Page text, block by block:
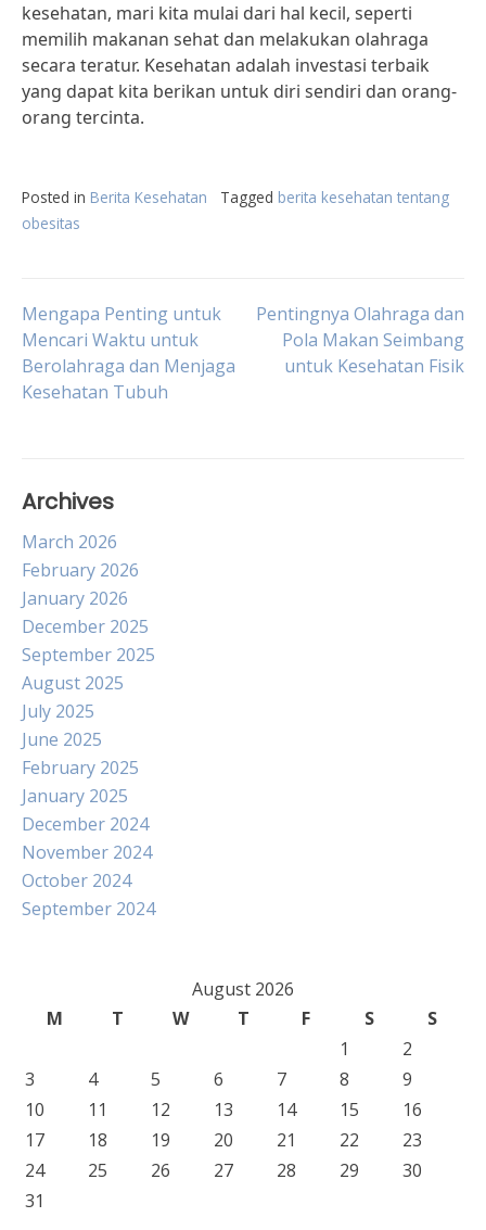
kesehatan, mari kita mulai dari hal kecil, seperti
memilih makanan sehat dan melakukan olahraga
secara teratur. Kesehatan adalah investasi terbaik
yang dapat kita berikan untuk diri sendiri dan orang-
orang tercinta.
Posted in Berita Kesehatan Tagged berita kesehatan tentang
obesitas
Post
navigation
Mengapa Penting untuk
Mencari Waktu untuk
Berolahraga dan Menjaga
Kesehatan Tubuh
Pentingnya Olahraga dan
Pola Makan Seimbang
untuk Kesehatan Fisik
Archives
March 2026
February 2026
January 2026
December 2025
September 2025
August 2025
July 2025
June 2025
February 2025
January 2025
December 2024
November 2024
October 2024
September 2024
August 2026
M
T W T F S
S
1
2
3
4 5 6 7 8
9
10
11 12 13 14 15
16
17
18 19 20 21 22
23
24
25 26 27 28 29
30
31